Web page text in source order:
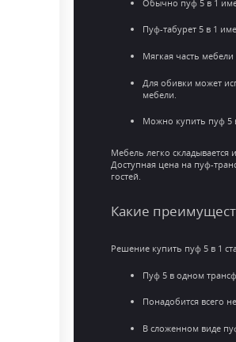
Обычно пуф 5 в 1
Пуф-табурет 5 в 1
Мягкая часть
Для обивки может
мебели.
Можно купить пуф 5
Мебель легко
Доступная цена на пуф-
гостей.
Какие
Решение купить пуф 5 в 1
Пуф 5 в одном
Понадобится всего
В сложенном виде